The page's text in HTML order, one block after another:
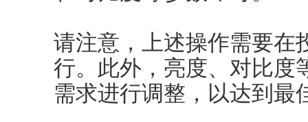
请注意，上述操作需要在
行。此外，亮度、对比度
需求进行调整，以达到最